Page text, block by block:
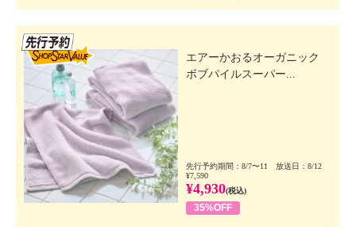
エアーかおるオーガニック
ボブパイルスーパー...
先行予約期間：8/7〜11 放送日：8/12
¥7,590
¥4,930(税込)
35%OFF